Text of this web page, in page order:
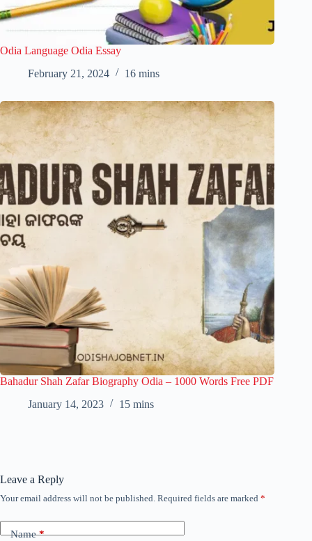
Odia Language Odia Essay
February 21, 2024
16 mins
Bahadur Shah Zafar Biography Odia – 1000 Words Free PDF
January 14, 2023
15 mins
Leave a Reply
Your email address will not be published. Required fields are marked *
Name*